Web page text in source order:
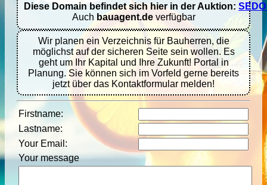
Diese Domain befindet sich hier in der Auktion:
Auch bauagent.de verfügbar
Wir planen ein Verzeichnis für Bauherren, die
möglichst auf der sicheren Seite sein wollen. Es
geht um Ihr Kapital und Ihre Zukunft! Portal in
Planung. Sie können sich im Vorfeld gerne bereits
jetzt über das Kontaktformular melden!
Firstname:
Lastname:
Your Email :
Your message